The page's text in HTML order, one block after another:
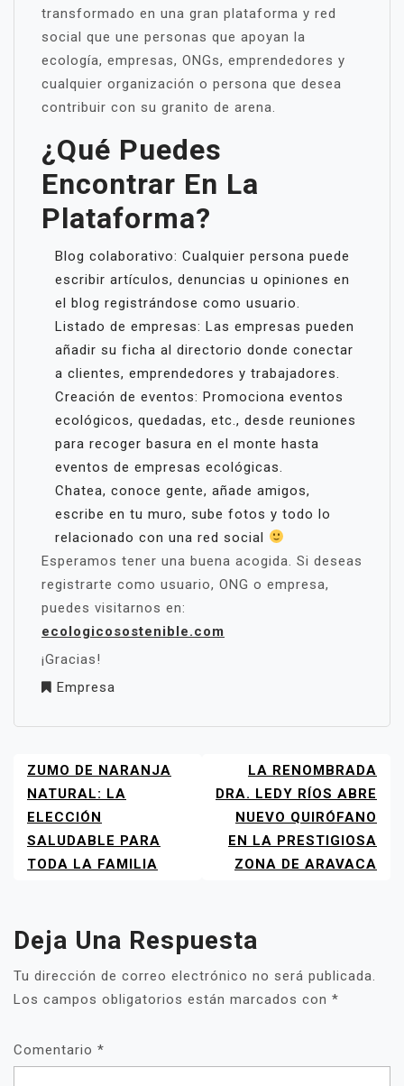
transformado en una gran plataforma y red
social que une personas que apoyan la
ecología, empresas, ONGs, emprendedores y
cualquier organización o persona que desea
contribuir con su granito de arena.
¿Qué Puedes
Encontrar En La
Plataforma?
Blog colaborativo: Cualquier persona puede
escribir artículos, denuncias u opiniones en
el blog registrándose como usuario.
Listado de empresas: Las empresas pueden
añadir su ficha al directorio donde conectar
a clientes, emprendedores y trabajadores.
Creación de eventos: Promociona eventos
ecológicos, quedadas, etc., desde reuniones
para recoger basura en el monte hasta
eventos de empresas ecológicas.
Chatea, conoce gente, añade amigos,
escribe en tu muro, sube fotos y todo lo
relacionado con una red social
Esperamos tener una buena acogida. Si deseas
registrarte como usuario, ONG o empresa,
puedes visitarnos en:
ecologicosostenible.com
¡Gracias!
Empresa
NAVEGACIÓN
DE
ENTRADAS
ZUMO DE NARANJA
NATURAL: LA
ELECCIÓN
SALUDABLE PARA
TODA LA FAMILIA
LA RENOMBRADA
DRA. LEDY RÍOS ABRE
NUEVO QUIRÓFANO
EN LA PRESTIGIOSA
ZONA DE ARAVACA
Deja Una Respuesta
Tu dirección de correo electrónico no será publicada.
Los campos obligatorios están marcados con *
Comentario *